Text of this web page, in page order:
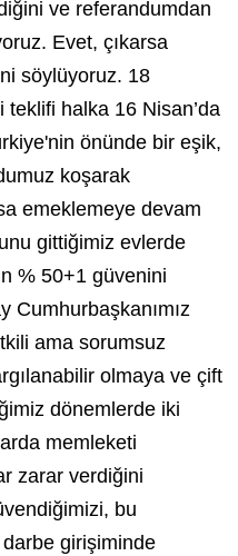
ve referandumdan
Evet, çıkarsa
söylüyoruz. 18
halka 16 Nisan’da
önünde bir eşik,
koşarak
emeklemeye devam
gittiğimiz evlerde
% 50+1 güvenini
Cumhurbaşkanımız
ama sorumsuz
olmaya ve çift
dönemlerde iki
memleketi
zarar verdiğini
bu
girişiminde